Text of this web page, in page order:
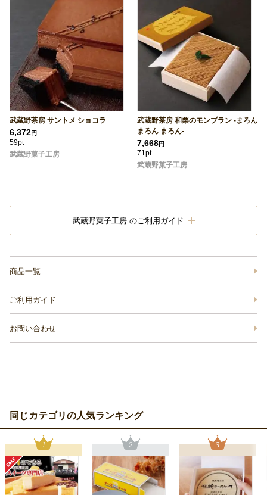
武蔵野茶房 サントメ ショコラ
6,372円
59pt
武蔵野菓子工房
武蔵野茶房 和栗のモンブラン -まろん
まろん まろん-
7,668円
71pt
武蔵野菓子工房
武蔵野菓子工房 のご利用ガイド
商品一覧
ご利用ガイド
お問い合わせ
同じカテゴリの人気ランキング